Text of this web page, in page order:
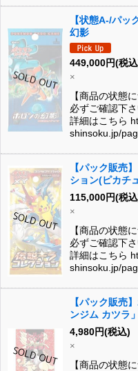
【状態A-/パッ
幻影
449,000円(税
×
【商品の状態
必ずご確認下
詳細はこちら
shinsoku.jp/
【パック販売
ション(ピカチ
115,000円(税
×
【商品の状態
必ずご確認下
詳細はこちら
shinsoku.jp/
【パック販売
ンジム カツラ」
4,980円(税込)
×
【商品の状態